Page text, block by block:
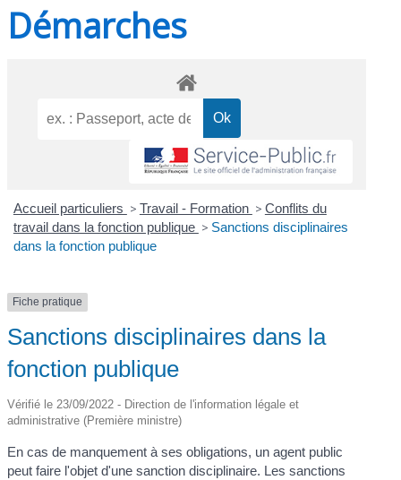
Démarches
Accueil particuliers > Travail - Formation > Conflits du
travail dans la fonction publique > Sanctions disciplinaires
dans la fonction publique
Fiche pratique
Sanctions disciplinaires dans la
fonction publique
Vérifié le 23/09/2022 - Direction de l'information légale et
administrative (Première ministre)
En cas de manquement à ses obligations, un agent public
peut faire l'objet d'une sanction disciplinaire. Les sanctions